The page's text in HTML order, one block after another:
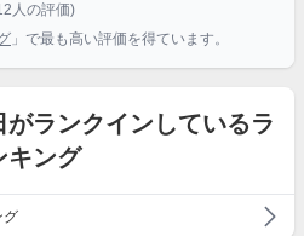
人の評価)
」で最も高い評価を得ています。
ランクインしているラ
キング
グ